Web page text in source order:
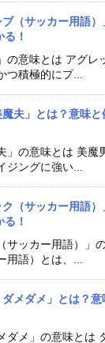
ブ（サッカー用語
！
の意味とは アグレ
つ積極的にプ...
魔夫」とは？意味
」の意味とは 美魔
ジングに強い...
ク（サッカー用語
！
サッカー用語）」
用語）とは、...
ダメダメ」とは？
ダメ」の意味とは